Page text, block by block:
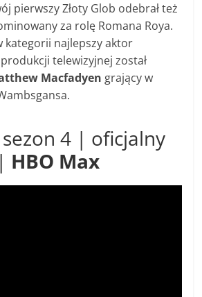
pierwszy Złoty Glob odebrał też
za rolę Romana Roya.
kategorii najlepszy aktor
telewizyjnej został
Macfadyen grający w
sezon 4 | oficjalny
HBO Max